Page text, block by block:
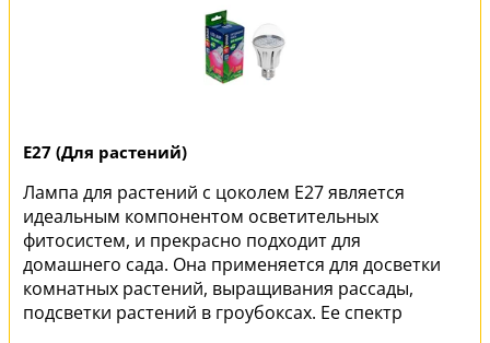
E27 (Для растений)
Лампа для растений с цоколем E27 является
идеальным компонентом осветительных
фитосистем, и прекрасно подходит для
домашнего сада. Она применяется для досветки
комнатных растений, выращивания рассады,
подсветки растений в гроубоксах. Ее спектр